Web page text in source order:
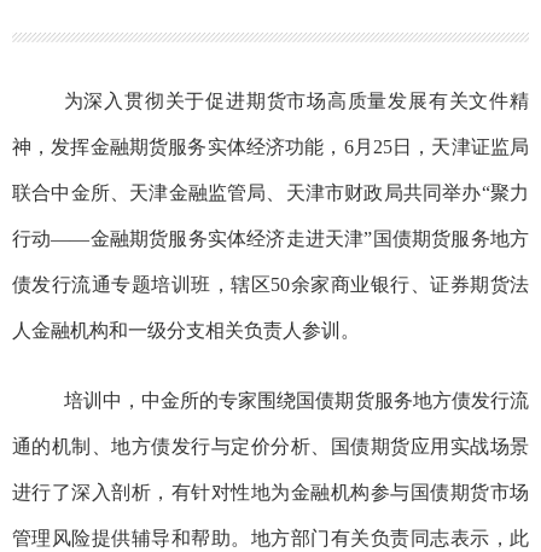
为深入贯彻关于促进期货市场高质量发展有关文件精
神，发挥金融期货服务实体经济功能， 6月 25日，天津证监局
联合中金所、天津金融监管局、天津市财政局共同举办“聚力
行动——金融期货服务实体经济走进天津”国债期货服务地方
债发行流通专题培训班，辖区50余家商业银行、证券期货法
人金融机构和一级分支相关负责人参训。
培训中，中金所的专家围绕国债期货服务地方债发行流
通的机制、地方债发行与定价分析、国债期货应用实战场景
进行了深入剖析，有针对性地为金融机构参与国债期货市场
管理风险提供辅导和帮助。地方部门有关负责同志表示，此